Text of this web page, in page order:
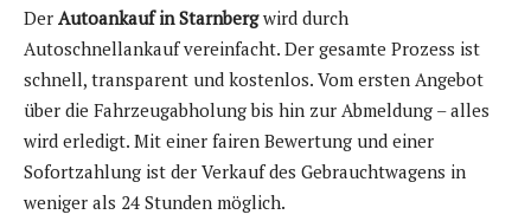
Der Autoankauf in Starnbergwird durch
Autoschnellankauf vereinfacht. Der gesamte Prozess ist
schnell, transparent und kostenlos. Vom ersten Angebot
über die Fahrzeugabholung bis hin zur Abmeldung – alles
wird erledigt. Mit einer fairen Bewertung und einer
Sofortzahlung ist der Verkauf des Gebrauchtwagens in
weniger als 24 Stunden möglich.